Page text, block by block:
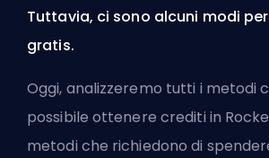
Tuttavia, ci sono alcuni modi
gratis.
Oggi, analizzeremo tutti i metodi
possibile ottenere crediti in
metodi che richiedono di